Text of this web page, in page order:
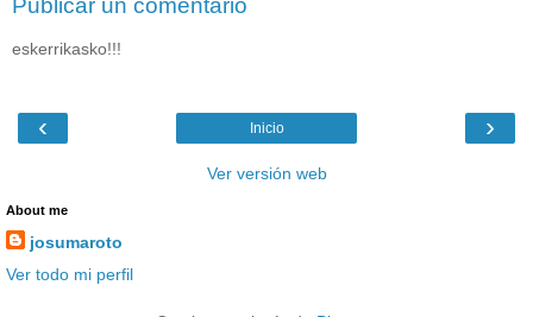
Publicar un comentario
eskerrikasko!!!
‹ ›
Inicio
Ver versión web
About me
josumaroto
Ver todo mi perfil